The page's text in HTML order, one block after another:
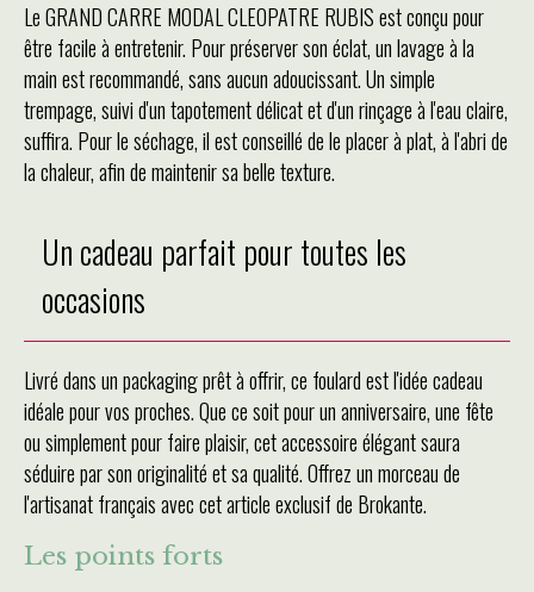
Le GRAND CARRE MODAL CLEOPATRE RUBIS est conçu pour
être facile à entretenir. Pour préserver son éclat, un lavage à la
main est recommandé, sans aucun adoucissant. Un simple
trempage, suivi d'un tapotement délicat et d'un rinçage à l'eau claire,
suffira. Pour le séchage, il est conseillé de le placer à plat, à l'abri de
la chaleur, afin de maintenir sa belle texture.
Un cadeau parfait pour toutes les
occasions
Livré dans un packaging prêt à offrir, ce foulard est l'idée cadeau
idéale pour vos proches. Que ce soit pour un anniversaire, une fête
ou simplement pour faire plaisir, cet accessoire élégant saura
séduire par son originalité et sa qualité. Offrez un morceau de
l'artisanat français avec cet article exclusif de Brokante.
Les points forts